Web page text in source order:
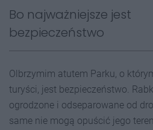
Bo najważniejsze jest
bezpieczeństwo
Olbrzymim atutem Parku, o
turyści, jest bezpieczeństwo.
ogrodzone i odseparowane od
same nie mogą opuścić jego